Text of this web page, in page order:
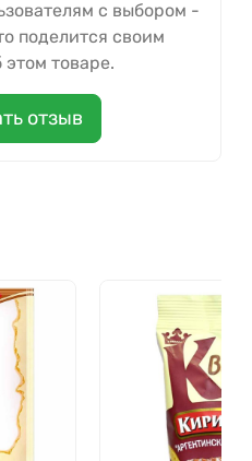
с выбором -
поделится своим
товаре.
отзыв